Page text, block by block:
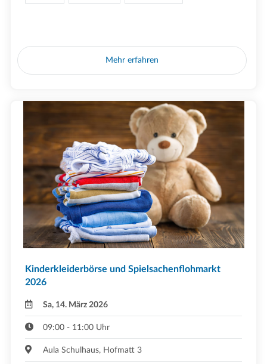
Mehr erfahren
Kinderkleiderbörse und Spielsachenflohmarkt
2026
Sa, 14. März 2026
09:00 - 11:00 Uhr
Aula Schulhaus, Hofmatt 3